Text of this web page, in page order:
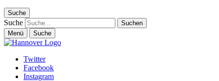
Suche
Suche
Menü Suche
Twitter
Facebook
Instagram